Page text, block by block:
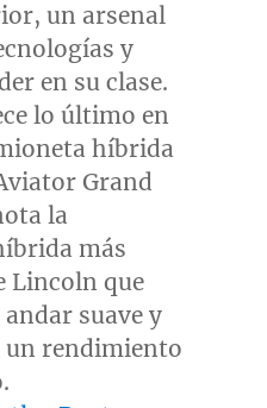
un arsenal
y
en su clase.
lo último en
híbrida
Grand
la
más
Lincoln que
suave y
un rendimiento